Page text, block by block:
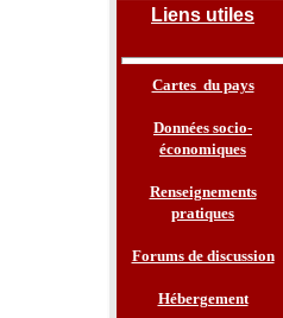
Liens utiles
Cartes du pays
Données socio-
économiques
Renseignements
pratiques
Forums de discussion
Hébergement